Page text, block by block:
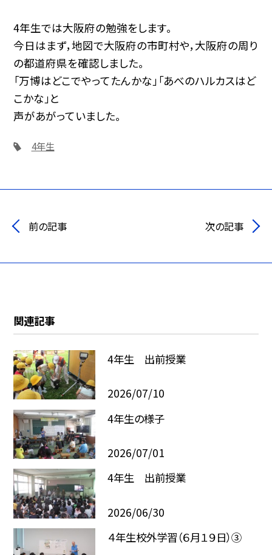
4年生では大阪府の勉強をします。
今日はまず，地図で大阪府の市町村や，大阪府の周り
の都道府県を確認しました。
「万博はどこでやってたんかな」「あべのハルカスはど
こかな」と
声があがっていました。
4年生
前の記事 次の記事
関連記事
4年生 出前授業
2026/07/10
4年生の様子
2026/07/01
4年生 出前授業
2026/06/30
４年生校外学習（６月１９日）③